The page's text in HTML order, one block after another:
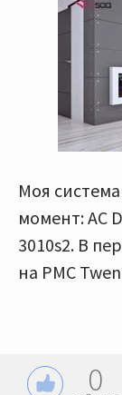
Моя
момент: АС
3010s2. В
на PMC
0